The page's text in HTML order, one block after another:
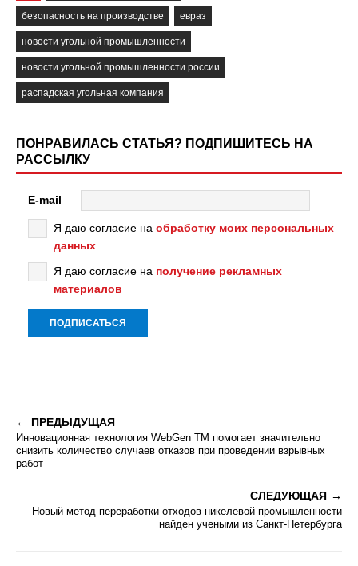
безопасность на производстве евраз
новости угольной промышленности
новости угольной промышленности россии
распадская угольная компания
ПОНРАВИЛАСЬ СТАТЬЯ? ПОДПИШИТЕСЬ НА
РАССЫЛКУ
E-mail
Я даю согласие на обработку моих персональных
данных
Я даю согласие на получение рекламных
материалов
ПРЕДЫДУЩАЯ
Инновационная технология WebGen TM помогает значительно
снизить количество случаев отказов при проведении взрывных
работ
СЛЕДУЮЩАЯ
Новый метод переработки отходов никелевой промышленности
найден учеными из Санкт-Петербурга